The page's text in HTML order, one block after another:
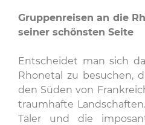
Gruppenreisen an die
seiner schönsten Seite
Entscheidet man sich
Rhonetal zu besuchen,
den Süden von
traumhafte
Täler und die